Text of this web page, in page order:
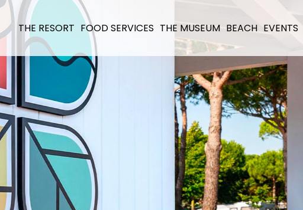
THE RESORT FOOD SERVICES THE MUSEUM BEACH EVENTS